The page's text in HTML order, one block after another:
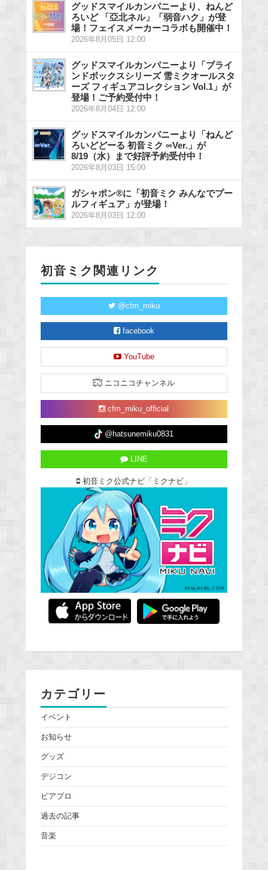
グッドスマイルカンパニーより、ねんど
ろいど 「亞北ネル」「弱音ハク」が登
場！フェイスメーカーコラボも開催中！
2026年8月05日 12:00
グッドスマイルカンパニーより「ブライ
ンドボックスシリーズ 雪ミクオールスタ
ーズ フィギュアコレクション Vol.1」が
登場！ご予約受付中！
2026年8月04日 12:00
グッドスマイルカンパニーより「ねんど
ろいどどーる 初音ミク ∞Ver.」が
8/19（水）まで好評予約受付中！
2026年8月03日 15:00
ガシャポン®に「初音ミク みんなでプー
ルフィギュア」が登場！
2026年8月03日 12:00
初音ミク関連リンク
@cfm_miku
facebook
YouTube
ニコニコチャンネル
cfm_miku_official
@hatsunemiku0831
LINE
初音ミク公式ナビ「ミクナビ」
カテゴリー
イベント
お知らせ
グッズ
デジコン
ピアプロ
過去の記事
音楽